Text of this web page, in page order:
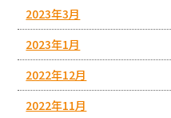
2023年3月
2023年1月
2022年12月
2022年11月